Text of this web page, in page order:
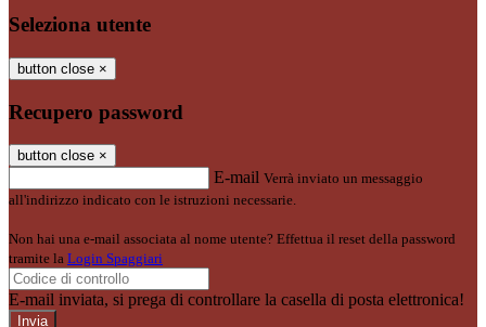
Seleziona utente
button close ×
Recupero password
button close ×
E-mail Verrà inviato un messaggio
all'indirizzo indicato con le istruzioni necessarie.
Non hai una e-mail associata al nome utente? Effettua il reset della password
tramite la Login Spaggiari
E-mail inviata, si prega di controllare la casella di posta elettronica!